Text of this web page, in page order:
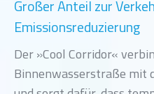
Großer Anteil zur
Emissionsreduzierung
Der »Cool Corridor«
Binnenwasserstraße mit